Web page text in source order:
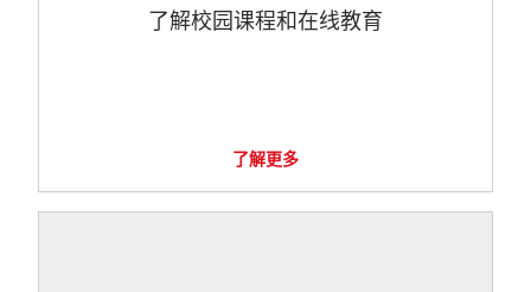
了解校园课程和在线教育
了解更多